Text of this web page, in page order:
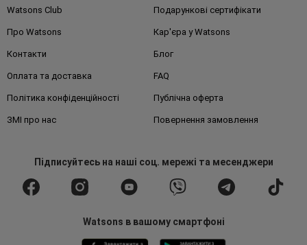
Watsons Club Подарункові сертифікати
Про Watsons Кар'єра у Watsons
Контакти Блог
Оплата та доставка FAQ
Політика конфіденційності Публічна оферта
ЗМІ про нас Повернення замовлення
Підписуйтесьна наші соц. мережі та месенджери
Watsons в вашому смартфоні